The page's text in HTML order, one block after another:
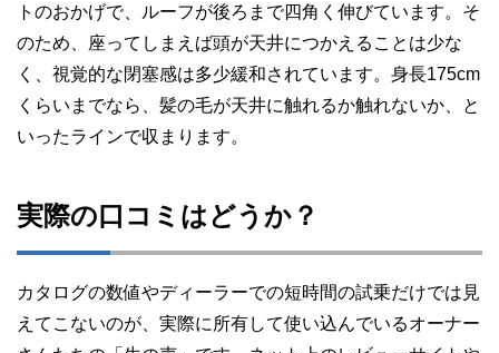
トのおかげで、ルーフが後ろまで四角く伸びています。そ
のため、座ってしまえば頭が天井につかえることは少な
く、視覚的な閉塞感は多少緩和されています。身長175cm
くらいまでなら、髪の毛が天井に触れるか触れないか、と
いったラインで収まります。
実際の口コミはどうか？
カタログの数値やディーラーでの短時間の試乗だけでは見
えてこないのが、実際に所有して使い込んでいるオーナー